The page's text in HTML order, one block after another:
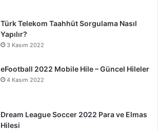
Türk Telekom Taahhüt Sorgulama Nasıl
Yapılır?
3 Kasım 2022
eFootball 2022 Mobile Hile – Güncel Hileler
4 Kasım 2022
Dream League Soccer 2022 Para ve Elmas
Hilesi